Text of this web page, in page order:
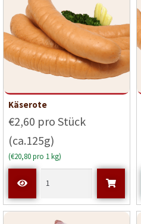
Käserote
€2,60 pro Stück
(ca.125g)
(€20,80 pro 1 kg)